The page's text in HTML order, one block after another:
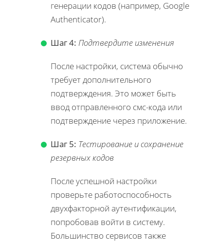
генерации кодов (например, Google
Authenticator).
Шаг 4: Подтвердите изменения
После настройки, система обычно
требует дополнительного
подтверждения. Это может быть
ввод отправленного смс-кода или
подтверждение через приложение.
Шаг 5: Тестирование и сохранение
резервных кодов
После успешной настройки
проверьте работоспособность
двухфакторной аутентификации,
попробовав войти в систему.
Большинство сервисов также